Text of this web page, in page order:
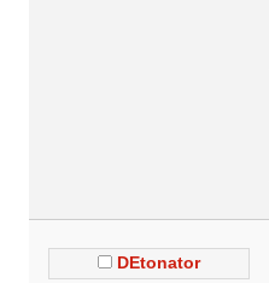
DEtonator